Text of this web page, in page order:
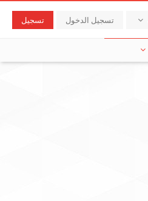
تسجيل تسجيل الدخول